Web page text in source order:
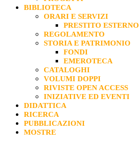
BIBLIOTECA
ORARI E SERVIZI
PRESTITO ESTERNO
REGOLAMENTO
STORIA E PATRIMONIO
FONDI
EMEROTECA
CATALOGHI
VOLUMI DOPPI
RIVISTE OPEN ACCESS
INIZIATIVE ED EVENTI
DIDATTICA
RICERCA
PUBBLICAZIONI
MOSTRE